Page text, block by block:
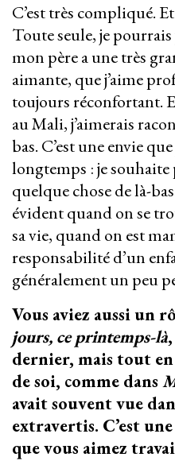
C’est très compliqué.
Toute seule, je
mon père a une très
aimante, que j’aime
toujours réconfortant.
au Mali, j’aimerais
bas. C’est une envie
longtemps : je
quelque chose de là-
évident quand on se
sa vie, quand on est
responsabilité d’un
généralement un peu
Vous aviez aussi un
jours, ce printemps-là
dernier, mais tout
de soi, comme dans
avait souvent vue
extravertis. C’est
que vous aimez